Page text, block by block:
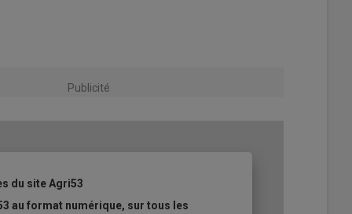
Publicité
du site Agri53
au format numérique, sur tous les